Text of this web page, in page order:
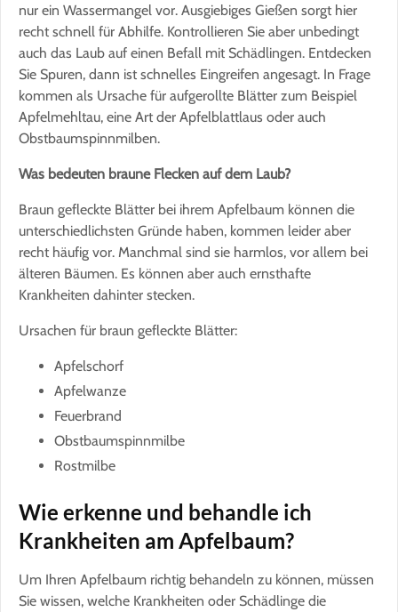
nur ein Wassermangel vor. Ausgiebiges Gießen sorgt hier
recht schnell für Abhilfe. Kontrollieren Sie aber unbedingt
auch das Laub auf einen Befall mit Schädlingen. Entdecken
Sie Spuren, dann ist schnelles Eingreifen angesagt. In Frage
kommen als Ursache für aufgerollte Blätter zum Beispiel
Apfelmehltau, eine Art der Apfelblattlaus oder auch
Obstbaumspinnmilben.
Was bedeuten braune Flecken auf dem Laub?
Braun gefleckte Blätter bei ihrem Apfelbaum können die
unterschiedlichsten Gründe haben, kommen leider aber
recht häufig vor. Manchmal sind sie harmlos, vor allem bei
älteren Bäumen. Es können aber auch ernsthafte
Krankheiten dahinter stecken.
Ursachen für braun gefleckte Blätter:
Apfelschorf
Apfelwanze
Feuerbrand
Obstbaumspinnmilbe
Rostmilbe
Wie erkenne und behandle ich
Krankheiten am Apfelbaum?
Um Ihren Apfelbaum richtig behandeln zu können, müssen
Sie wissen, welche Krankheiten oder Schädlinge die